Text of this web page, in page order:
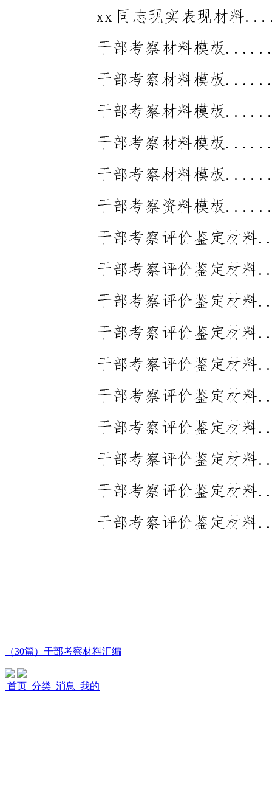
（30篇）干部考察材料汇编
首页 分类 消息 我的